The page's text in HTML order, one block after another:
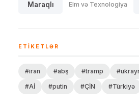
Maraqlı Elm və Texnologiya
ETIKETLƏR
#iran #abş #tramp
#Aİ
#putin #ÇİN #Türkiyə